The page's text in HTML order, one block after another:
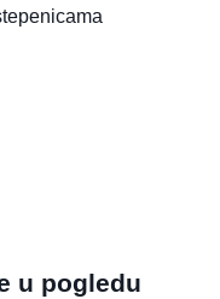
u pogledu